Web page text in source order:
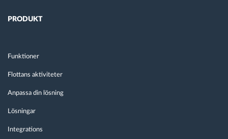
PRODUKT
Funktioner
Flottans aktiviteter
Anpassa din lösning
Lösningar
Integrations